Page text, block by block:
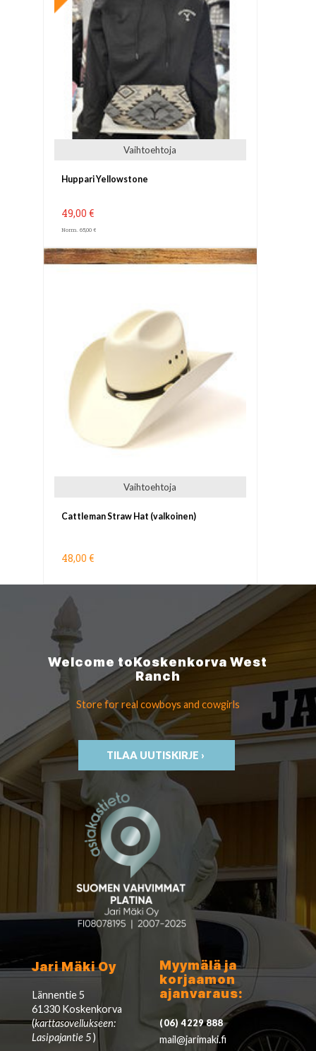
Vaihtoehtoja
Huppari Yellowstone
49,00 €
Norm. 65,00 €
Vaihtoehtoja
Cattleman Straw Hat (valkoinen)
48,00 €
Welcome toKoskenkorvaWest
Ranch
Store for real cowboys and cowgirls
TILAA UUTISKIRJE ›
Jari Mäki Oy
Lännentie 5
61330 Koskenkorva
(karttasovellukseen:
Lasipajantie 5)
Myymälä ja
korjaamon
ajanvaraus:
(06) 4229 888
mail@jarimaki.fi